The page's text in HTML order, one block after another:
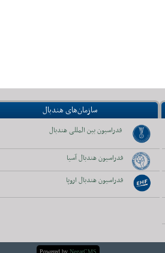
سازمان‌های هندبال
فدراسیون بین المللی هندبال
فدراسیون هندبال آسیا
فدراسیون هندبال اروپا
Powered by NegarCMS